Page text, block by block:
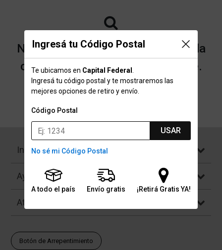
Ingresá tu Código Postal
Te ubicamos en Capital Federal
Ingresá tu código postal y te mostraremos las
mejores opciones de retiro y envío.
Código Postal
USAR
No sé mi Código Postal
A todo el país Envío gratis ¡Retirá Gratis YA!
No encontramos resultados para la
categoría "Babolat" que buscaste.
Institucional
Ayuda
Atención al Cliente
Botón de Arrepentimiento